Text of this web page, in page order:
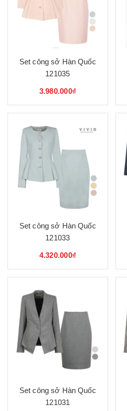
Set công sở Hàn Quốc
121035
3.980.000₫
Set công sở Hàn Quốc
121033
4.320.000₫
Set công sở Hàn Quốc
121031